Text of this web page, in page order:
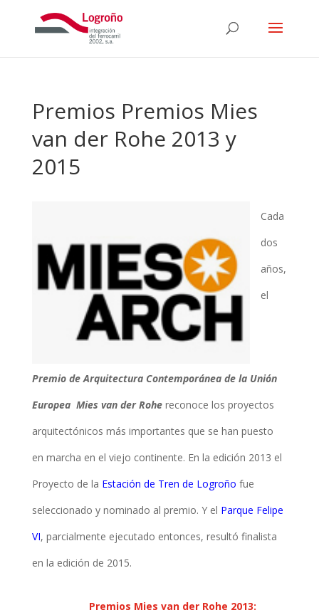
Premios Premios Mies
van der Rohe 2013 y
2015
Cada
dos
años,
el
Premio de Arquitectura Contemporánea de la Unión
Europea Mies van der Rohereconoce los proyectos
arquitectónicos más importantes que se han puesto
en marcha en el viejo continente. En la edición 2013 el
Proyecto de la Estación de Tren de Logroño fue
seleccionado y nominado al premio. Y el Parque Felipe
VI, parcialmente ejecutado entonces, resultó finalista
en la edición de 2015.
Premios Mies van der Rohe 2013: